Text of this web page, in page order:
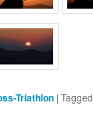
Triathlon |Tagged